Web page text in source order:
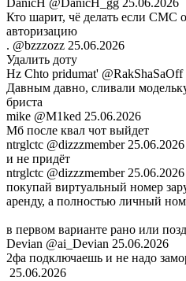
DanicH @DanicH_gg 25.06.2026
Кто шарит, чё делать если СМС
авторизацию
. @bzzzozz 25.06.2026
Удалить доту
Hz Chto pridumat' @RakShaSaOff
Давным давно, сливали
бриста
mike @M1ked 25.06.2026
Мб после квал чот выйдет
ntrglctc @dizzzmember 25.06.2026
и не придёт
ntrglctc @dizzzmember 25.06.2026
покупай виртуальный номер
аренду, а полностью личный
в первом варианте рано или
Devian @ai_Devian 25.06.2026
2фа подключаешь и не надо
25.06.2026